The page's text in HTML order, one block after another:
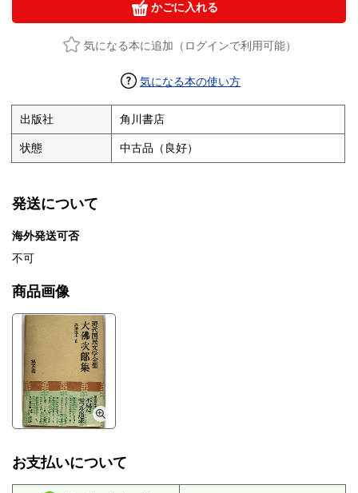
かごに入れる
気になる本に追加（ログインで利用可能）
気になる本の使い方
出版社 角川書店
状態 中古品（良好）
発送について
海外発送可否
不可
商品画像
お支払いについて